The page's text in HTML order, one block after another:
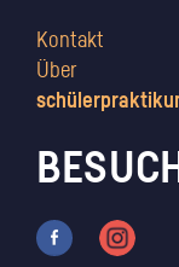
Kontakt
Über